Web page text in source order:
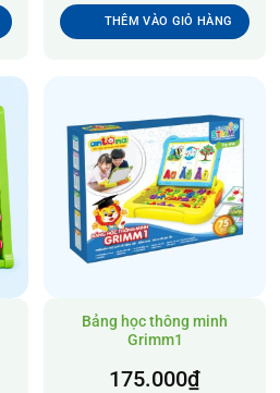
THÊM VÀO GIỎ HÀNG
Bảng học thông minh
Grimm1
175.000₫